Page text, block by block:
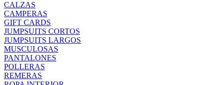
CALZAS
CAMPERAS
GIFT CARDS
JUMPSUITS CORTOS
JUMPSUITS LARGOS
MUSCULOSAS
PANTALONES
POLLERAS
REMERAS